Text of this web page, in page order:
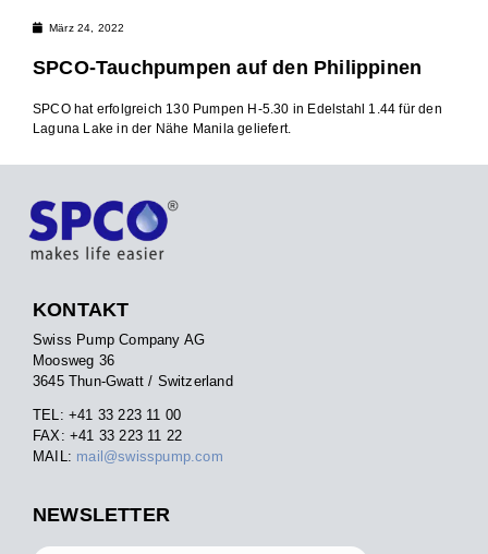
März 24, 2022
SPCO-Tauchpumpen auf den Philippinen
SPCO hat erfolgreich 130 Pumpen H-5.30 in Edelstahl 1.44 für den
Laguna Lake in der Nähe Manila geliefert.
KONTAKT
Swiss Pump Company AG
Moosweg 36
3645 Thun-Gwatt / Switzerland
TEL: +41 33 223 11 00
FAX: +41 33 223 11 22
MAIL: mail@swisspump.com
NEWSLETTER